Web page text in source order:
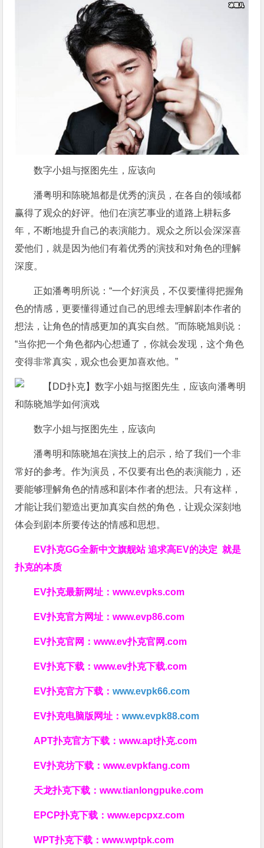
数字小姐与抠图先生，应该向
潘粤明和陈晓旭都是优秀的演员，在各自的领域都
赢得了观众的好评。他们在演艺事业的道路上耕耘多
年，不断地提升自己的表演能力。观众之所以会深深喜
爱他们，就是因为他们有着优秀的演技和对角色的理解
深度。
正如潘粤明所说：“一个好演员，不仅要懂得把握角
色的情感，更要懂得通过自己的思维去理解剧本作者的
想法，让角色的情感更加的真实自然。”而陈晓旭则说：
“当你把一个角色都内心想通了，你就会发现，这个角色
变得非常真实，观众也会更加喜欢他。”
数字小姐与抠图先生，应该向
潘粤明和陈晓旭在演技上的启示，给了我们一个非
常好的参考。作为演员，不仅要有出色的表演能力，还
要能够理解角色的情感和剧本作者的想法。只有这样，
才能让我们塑造出更加真实自然的角色，让观众深刻地
体会到剧本所要传达的情感和思想。
EV扑克GG全新中文旗舰站追求高EV的决定就是
扑克的本质
EV扑克最新网址：www.evpks.com
EV扑克官方网址：www.evp86.com
EV扑克官网：www.ev扑克官网.com
EV扑克下载：www.ev扑克下载.com
EV扑克官方下载：www.evpk66.com
EV扑克电脑版网址：www.evpk88.com
APT扑克官方下载：www.apt扑克.com
EV扑克坊下载：www.evpkfang.com
天龙扑克下载：www.tianlongpuke.com
EPCP扑克下载：www.epcpxz.com
WPT扑克下载：www.wptpk.com